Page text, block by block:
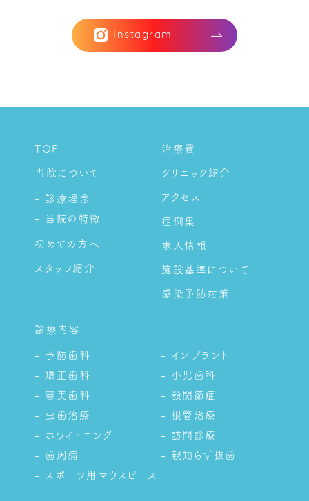
Instagram
TOP
当院について
- 診療理念
- 当院の特徴
初めての方へ
スタッフ紹介
診療内容
- 予防歯科
- インプラント
- 矯正歯科
- 小児歯科
- 審美歯科
- 顎関節症
- 虫歯治療
- 根管治療
- ホワイトニング
- 訪問診療
- 歯周病
- 親知らず抜歯
- スポーツ用マウスピース
治療費
クリニック紹介
アクセス
症例集
求人情報
施設基準について
感染予防対策